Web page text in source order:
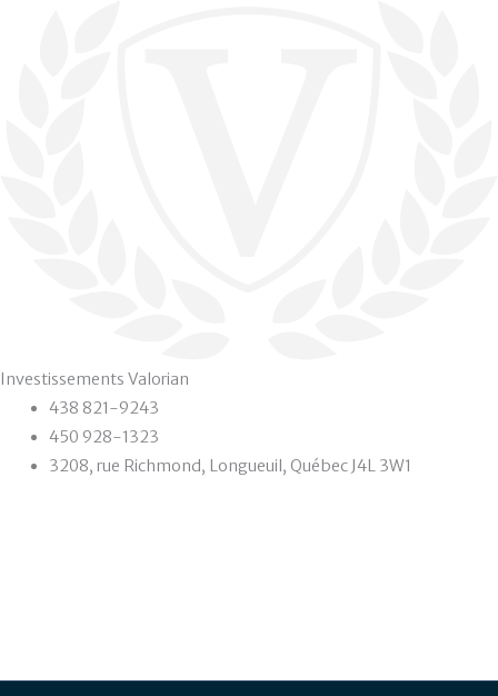
Investissements Valorian
438 821-9243
450 928-1323
3208, rue Richmond, Longueuil, Québec J4L 3W1